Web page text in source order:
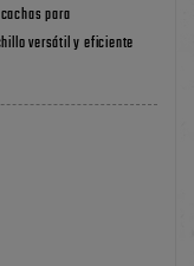
para
versátil y eficiente